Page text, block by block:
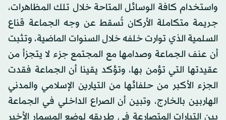
واستخدام كافة الوسائل المتاحة خلال تلك المظاهرات،
جريمة متكاملة الأركان تُسقط عن وجه الجماعة قناع
السلمية الذي توارت خلفه خلال السنوات الماضية، وتثبت
أن عنف الجماعة وصدامها مع المجتمع جزء لا يتجزأ من
عقيدتها التي تؤمن بها، وتؤكد يقينا أن الجماعة فقدت
الجزء الأكبر من حلفائها من التيارين الإسلامي والمدني
الهاربين بالخارج، وتبين أن الصراع الداخلي في الجماعة
بين التيارات المتصارعة في طريقه لوضع المسمار الأخير